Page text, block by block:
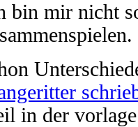
bin mir nicht
in der